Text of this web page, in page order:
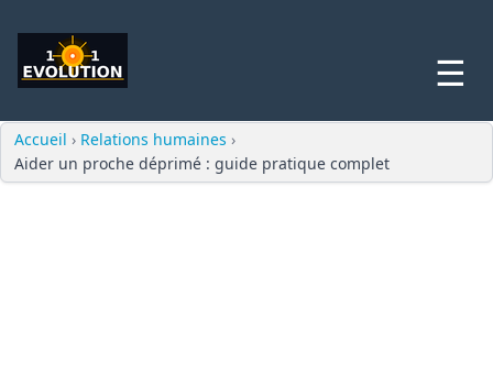
☰
Accueil › Relations humaines ›
Aider un proche déprimé : guide pratique complet